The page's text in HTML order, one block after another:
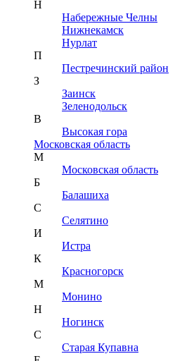
Н
Набережные Челны
Нижнекамск
Нурлат
П
Пестречинский район
З
Заинск
Зеленодольск
В
Высокая гора
Московская область
М
Московская область
Б
Балашиха
С
Селятино
И
Истра
К
Красногорск
М
Монино
Н
Ногинск
С
Старая Купавна